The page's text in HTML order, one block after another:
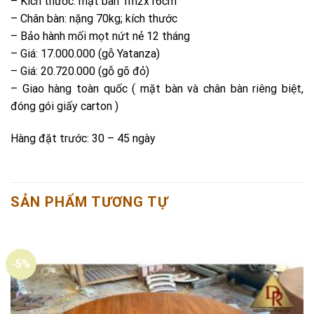
– Chân bàn: nặng 70kg; kích thước
– Bảo hành mối mọt nứt nẻ 12 tháng
– Giá: 17.000.000 (gỗ Yatanza)
– Giá: 20.720.000 (gỗ gõ đỏ)
– Giao hàng toàn quốc ( mặt bàn và chân bàn riêng biệt,
đóng gói giấy carton )
Hàng đặt trước: 30 – 45 ngày
SẢN PHẨM TƯƠNG TỰ
-5%